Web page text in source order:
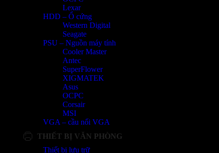
Lexar
HDD – Ổ cứng
Western Digital
Seagate
PSU – Nguồn máy tính
Cooler Master
Antec
SuperFlower
XIGMATEK
Asus
OCPC
Corsair
MSI
VGA – cầu nối VGA
THIẾT BỊ VĂN PHÒNG
Thiết bị lưu trữ